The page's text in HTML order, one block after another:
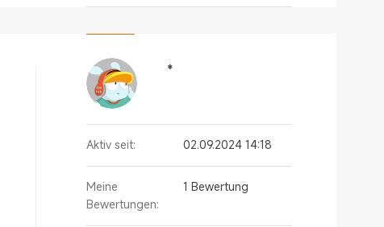
*
Aktiv seit: 02.09.2024 14:18
Meine
Bewertungen:
1 Bewertung